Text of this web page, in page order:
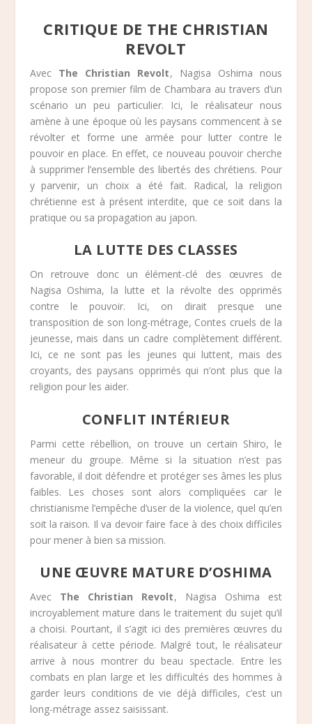
CRITIQUE DE THE CHRISTIAN
REVOLT
Avec The Christian Revolt, Nagisa Oshima nous
propose son premier film de Chambara au travers d’un
scénario un peu particulier. Ici, le réalisateur nous
amène à une époque où les paysans commencent à se
révolter et forme une armée pour lutter contre le
pouvoir en place. En effet, ce nouveau pouvoir cherche
à supprimer l’ensemble des libertés des chrétiens. Pour
y parvenir, un choix a été fait. Radical, la religion
chrétienne est à présent interdite, que ce soit dans la
pratique ou sa propagation au japon.
LA LUTTE DES CLASSES
On retrouve donc un élément-clé des œuvres de
Nagisa Oshima, la lutte et la révolte des opprimés
contre le pouvoir. Ici, on dirait presque une
transposition de son long-métrage, Contes cruels de la
jeunesse, mais dans un cadre complètement différent.
Ici, ce ne sont pas les jeunes qui luttent, mais des
croyants, des paysans opprimés qui n’ont plus que la
religion pour les aider.
CONFLIT INTÉRIEUR
Parmi cette rébellion, on trouve un certain Shiro, le
meneur du groupe. Même si la situation n’est pas
favorable, il doit défendre et protéger ses âmes les plus
faibles. Les choses sont alors compliquées car le
christianisme l’empêche d’user de la violence, quel qu’en
soit la raison. Il va devoir faire face à des choix difficiles
pour mener à bien sa mission.
UNE ŒUVRE MATURE D’OSHIMA
Avec The Christian Revolt, Nagisa Oshima est
incroyablement mature dans le traitement du sujet qu’il
a choisi. Pourtant, il s’agit ici des premières œuvres du
réalisateur à cette période. Malgré tout, le réalisateur
arrive à nous montrer du beau spectacle. Entre les
combats en plan large et les difficultés des hommes à
garder leurs conditions de vie déjà difficiles, c’est un
long-métrage assez saisissant.